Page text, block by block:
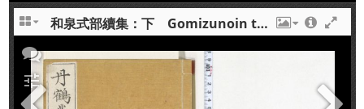
和泉式部續集：下 Gomizunoin toji nenju gyoji : ge
tune